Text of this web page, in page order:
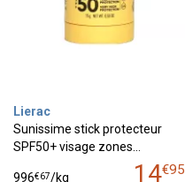
Lierac
Sunissime stick protecteur
SPF50+ visage zones…
14€95
996€67/kg